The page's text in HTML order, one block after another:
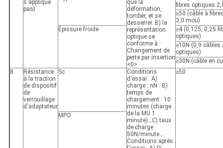
s'applique
pas}
que la
déformation,
tomber, et se
desserrer. B) la
représentation
optique se
conforme à :
Changement de
perte par insertion
<0>
fibres optiques
≥50 (câble à
3,0 mou)
Épissure froide
≥4 (0,125, 0,25
optiques)
≥10N (0,9 câbles
optiques)
≥30N (câble en
8
Résistance
à la traction
de dispositif
de
verrouillage
d'adaptateur
Sc
Conditions
d'essai : A)
charge : nN : B)
temps de
chargement : 10
minutes (charge
de la MU 1
minute) ; C) taux
de charge :
50N/minute ;
Conditions après
≥50
MPO